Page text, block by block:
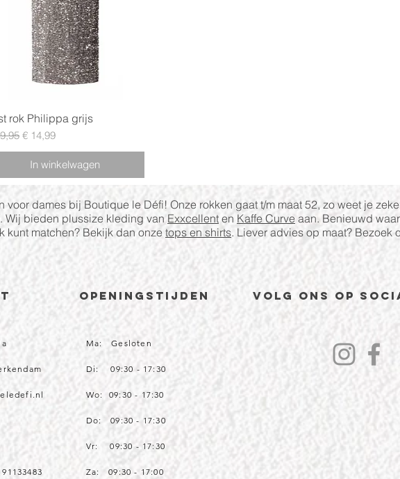
Snel overzicht
rok Philippa grijs
prijs
Verkoopprijs
€ 14,99
In winkelwagen
voor dames bij Boutique le Défi! Onze rokken gaat t/m maat 52, zo weet je
Wij bieden plussize kleding vanExxcellent en Kaffe Curve aan. Benieuwd
kunt matchen? Bekijk dan onze tops en shirts. Liever advies op maat? Bezoek
Openingstijden
Ma: Gesloten
Di: 09:30 - 17:30
Wo: 09:30 - 17:30
Do: 09:30 - 17:30
Vr: 09:30 - 17:30
Za: 09:30 - 17:00
volg ons op